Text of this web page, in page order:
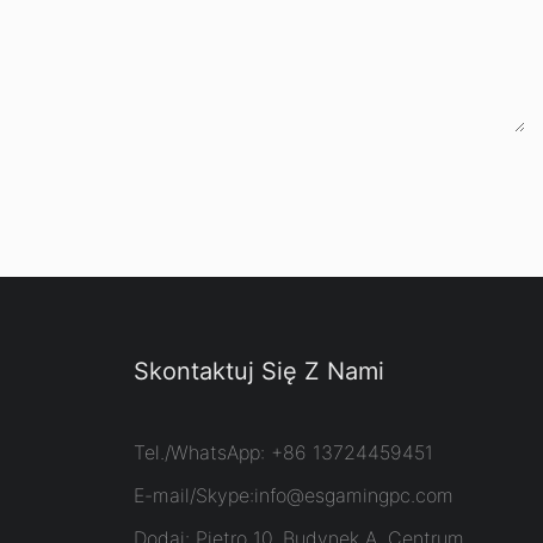
Skontaktuj Się Z Nami
Tel./WhatsApp: +86 13724459451
E-mail/Skype:info@esgamingpc.com
Dodaj: Piętro 10, Budynek A, Centrum